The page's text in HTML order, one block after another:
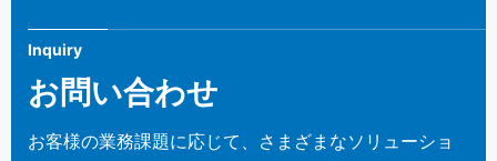
Inquiry
お問い合わせ
お客様の業務課題に応じて、さまざまなソリューショ